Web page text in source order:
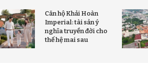
Căn hộ Khải Hoàn
Imperial: tài sản ý
nghĩa truyền đời cho
thế hệ mai sau